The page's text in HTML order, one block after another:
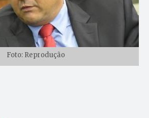
Foto: Reprodução